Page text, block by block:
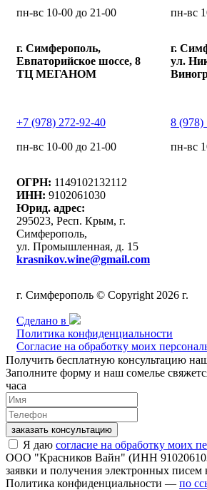
пн-вс 10-00 до 21-00
пн-вс
г. Симферополь,
Евпаторийское шоссе, 8
ТЦ МЕГАНОМ
+7 (978) 272-92-40
пн-вс 10-00 до 21-00
г.
ул.
8 (978)
пн-вс
ОГРН: 1149102132112
ИНН: 9102061030
Юрид. адрес:
295023, Респ. Крым, г.
Симферополь,
ул. Промышленная, д. 15
krasnikov.wine@gmail.com
г. Симферополь © Copyright 2026 г.
Сделано в
Политика конфиденциальности
Согласие на обработку моих
Получить бесплатную консультацию
Заполните форму и наш сомелье
часа
заказать консультацию
Я даю согласие на обработку моих
ООО "Красников Вайн" (ИНН
заявки и получения электронных писем
Политика конфиденциальности — по